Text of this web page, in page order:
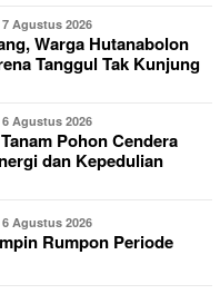
7 Agustus 2026
Warga Hutanabolon
Tanggul Tak Kunjung
6 Agustus 2026
Pohon Cendera
dan Kepedulian
6 Agustus 2026
Rumpon Periode